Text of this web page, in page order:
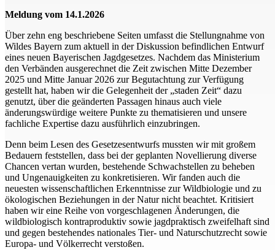
Meldung vom 14.1.2026
Über zehn eng beschriebene Seiten umfasst die Stellungnahme von
Wildes Bayern zum aktuell in der Diskussion befindlichen Entwurf
eines neuen Bayerischen Jagdgesetzes. Nachdem das Ministerium
den Verbänden ausgerechnet die Zeit zwischen Mitte Dezember
2025 und Mitte Januar 2026 zur Begutachtung zur Verfügung
gestellt hat, haben wir die Gelegenheit der „staden Zeit“ dazu
genutzt, über die geänderten Passagen hinaus auch viele
änderungswürdige weitere Punkte zu thematisieren und unsere
fachliche Expertise dazu ausführlich einzubringen.
Denn beim Lesen des Gesetzesentwurfs mussten wir mit großem
Bedauern feststellen, dass bei der geplanten Novellierung diverse
Chancen vertan wurden, bestehende Schwachstellen zu beheben
und Ungenauigkeiten zu konkretisieren. Wir fanden auch die
neuesten wissenschaftlichen Erkenntnisse zur Wildbiologie und zu
ökologischen Beziehungen in der Natur nicht beachtet. Kritisiert
haben wir eine Reihe von vorgeschlagenen Änderungen, die
wildbiologisch kontraproduktiv sowie jagdpraktisch zweifelhaft sind
und gegen bestehendes nationales Tier- und Naturschutzrecht sowie
Europa- und Völkerrecht verstoßen.